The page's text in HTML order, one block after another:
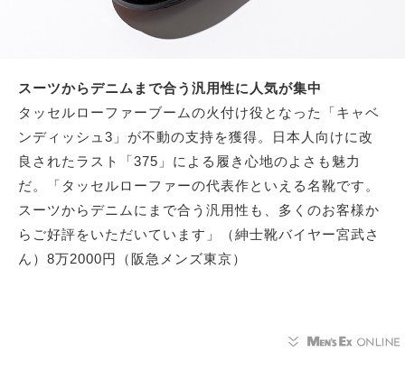
スーツからデニムまで合う汎用性に人気が集中
タッセルローファーブームの火付け役となった「キャベ
ンディッシュ3」が不動の支持を獲得。日本人向けに改
良されたラスト「375」による履き心地のよさも魅力
だ。「タッセルローファーの代表作といえる名靴です。
スーツからデニムにまで合う汎用性も、多くのお客様か
らご好評をいただいています」（紳士靴バイヤー宮武さ
ん）8万2000円（阪急メンズ東京）